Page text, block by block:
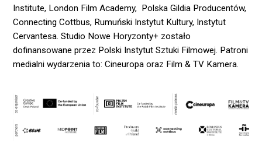
Institute, London Film Academy, Polska Gildia Producentów,
Connecting Cottbus, Rumuński Instytut Kultury, Instytut
Cervantesa. Studio Nowe Horyzonty+ zostało
dofinansowane przez Polski Instytut Sztuki Filmowej. Patroni
medialni wydarzenia to: Cineuropa oraz Film & TV Kamera.